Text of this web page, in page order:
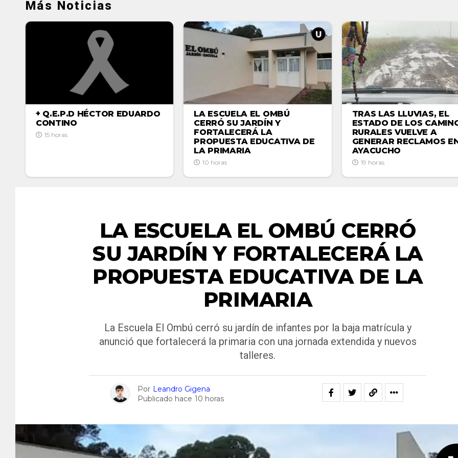
Más Noticias
+ Q.E.P.D HÉCTOR EDUARDO
CONTINO
15 horas
LA ESCUELA EL OMBÚ
CERRÓ SU JARDÍN Y
FORTALECERÁ LA
PROPUESTA EDUCATIVA DE
LA PRIMARIA
10 horas
TRAS LAS LLUVIAS, EL
ESTADO DE LOS
RURALES VUELVE A
GENERAR RECLAMOS
AYACUCHO
19 horas
LA ESCUELA EL OMBÚ CERRÓ
SU JARDÍN Y FORTALECERÁ LA
PROPUESTA EDUCATIVA DE LA
PRIMARIA
La Escuela El Ombú cerró su jardín de infantes por la baja matrícula y
anunció que fortalecerá la primaria con una jornada extendida y nuevos
talleres.
Por Leandro Gigena
Publicado hace 10 horas